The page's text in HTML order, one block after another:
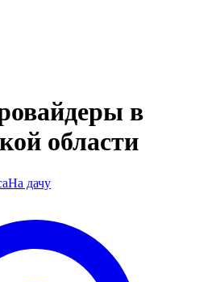
в
области
На дачу